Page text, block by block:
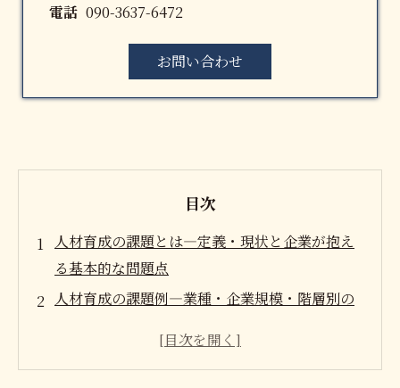
電話 090-3637-6472
お問い合わせ
目次
人材育成の課題とは―定義・現状と企業が抱え
る基本的な問題点
人材育成の課題例―業種・企業規模・階層別の